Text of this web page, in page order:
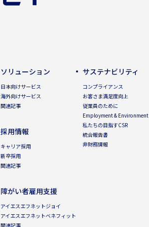
ソリューション
日本向けサービス
海外向けサービス
関連記事
採用情報
キャリア採用
新卒採用
関連記事
障がい者雇用支援
アイエスエフネットジョイ
アイエスエフネットベネフィット
関連記事
サステナビリティ
コンプライアンス
お客さま満足度向上
従業員のために
Employment & Environment
私たちの目指すCSR
統合報告書
非財務情報